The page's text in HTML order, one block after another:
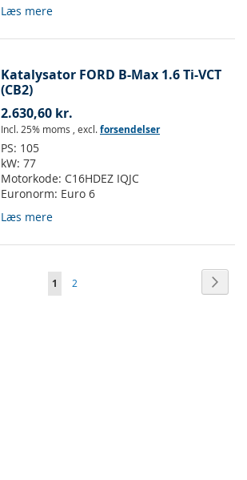
Læs mere
Katalysator FORD B-Max 1.6 Ti-VCT
(CB2)
2.630,60 kr.
Incl. 25% moms , excl.forsendelser
PS: 105
kW: 77
Motorkode: C16HDEZ IQJC
Euronorm: Euro 6
Læs mere
Side
Du
1 Side
2